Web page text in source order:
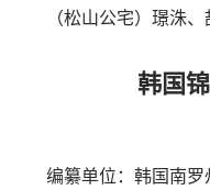
（松山公宅）璟洙
韩国
编纂单位：韩国南